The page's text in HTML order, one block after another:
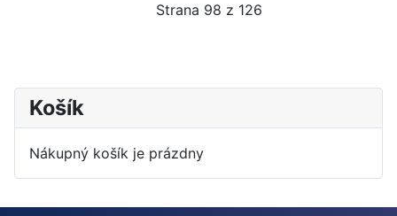
Strana 98 z 126
Košík
Nákupný košík je prázdny